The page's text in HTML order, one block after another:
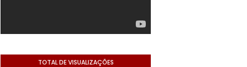
TOTAL DE VISUALIZAÇÕES